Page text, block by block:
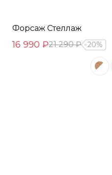
Форсаж Стеллаж
16 990 ₽21 290 ₽ 20%